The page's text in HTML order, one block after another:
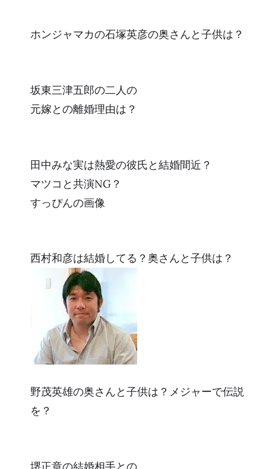
ホンジャマカの石塚英彦の奥さんと子供は？
坂東三津五郎の二人の
元嫁との離婚理由は？
田中みな実は熱愛の彼氏と結婚間近？
マツコと共演NG？
すっぴんの画像
西村和彦は結婚してる？奥さんと子供は？
野茂英雄の奥さんと子供は？メジャーで伝説
を？
堺正章の結婚相手との